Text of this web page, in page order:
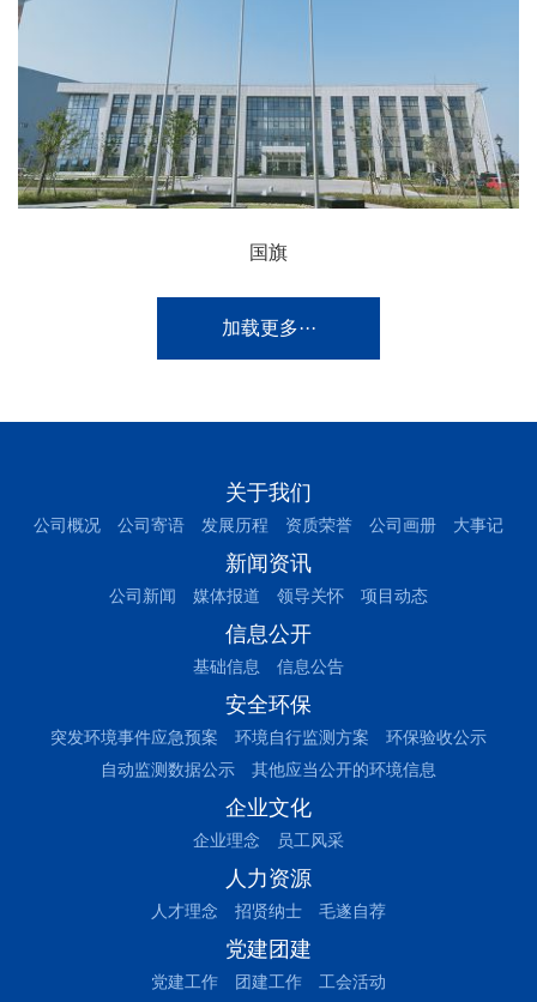
国旗
加载更多···
关于我们
公司概况 公司寄语 发展历程 资质荣誉 公司画册 大事记
新闻资讯
公司新闻 媒体报道 领导关怀 项目动态
信息公开
基础信息 信息公告
安全环保
突发环境事件应急预案 环境自行监测方案
环保验收公示
自动监测数据公示
其他应当公开的环境信息
企业文化
企业理念 员工风采
人力资源
人才理念 招贤纳士 毛遂自荐
党建团建
党建工作 团建工作 工会活动